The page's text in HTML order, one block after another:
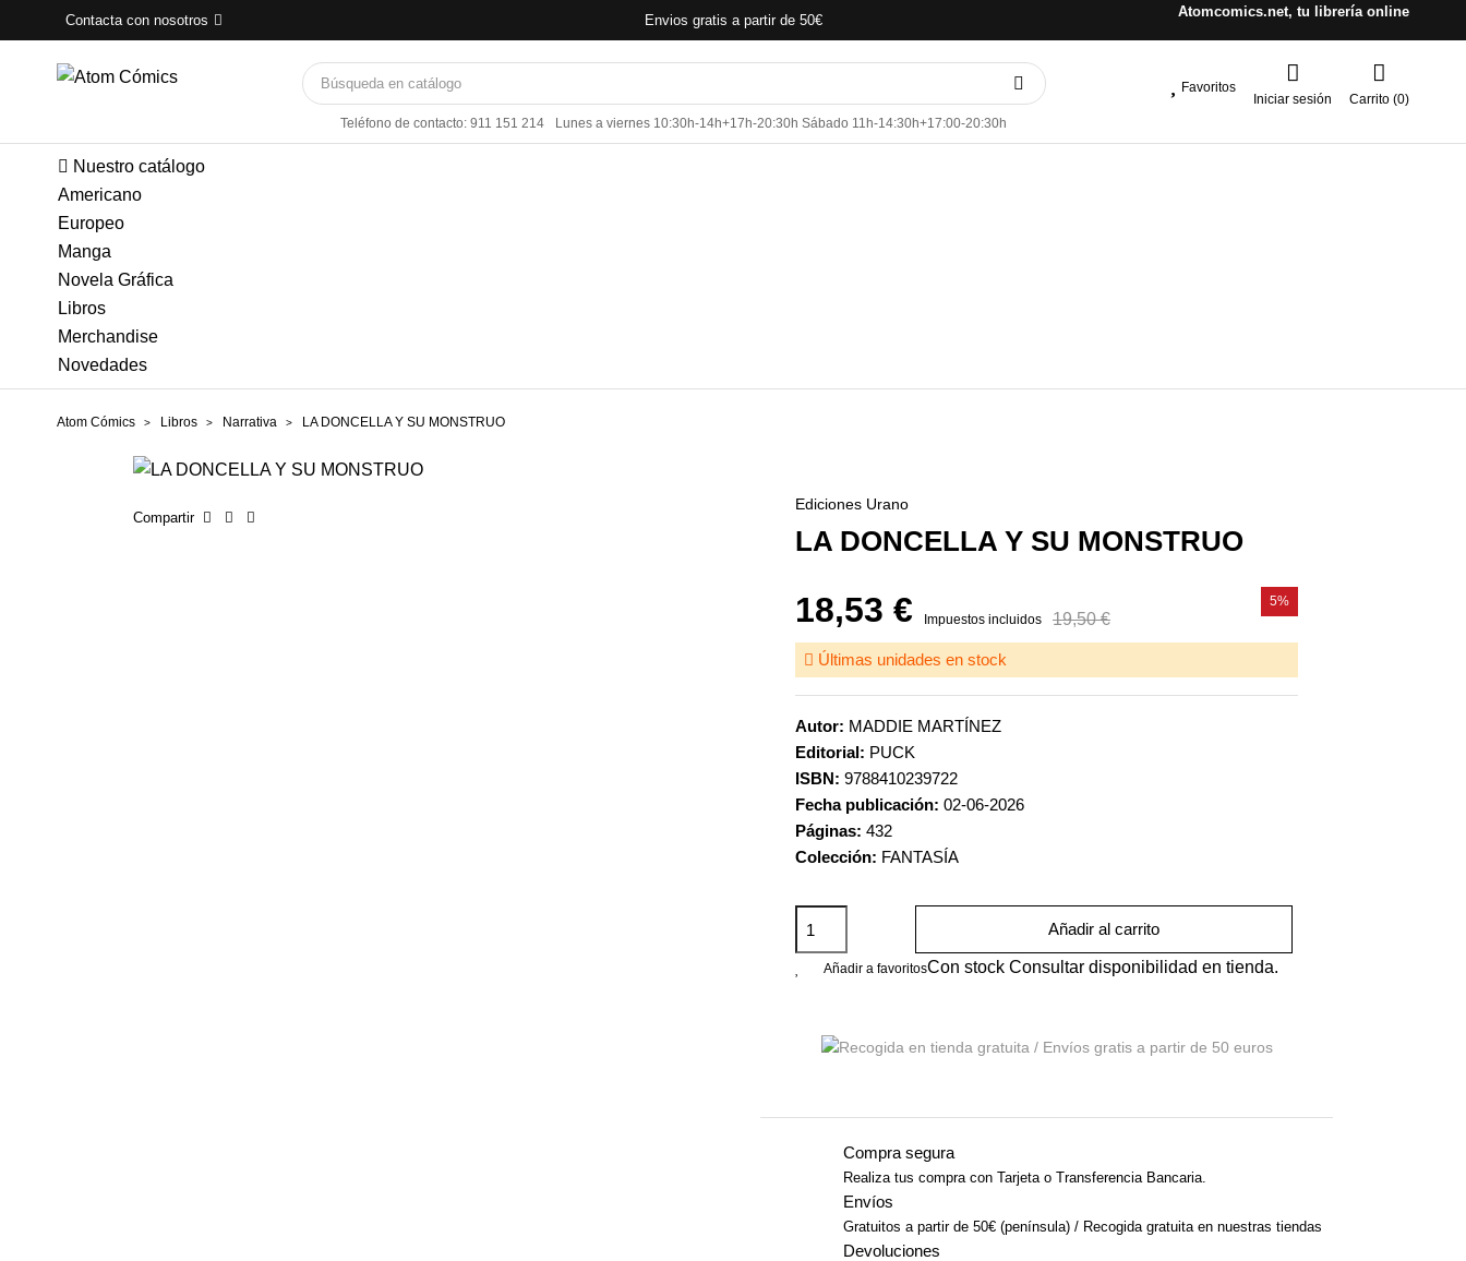
Contacta con nosotros Envios gratis a partir de 50€
Atomcomics.net, tu librería online
Teléfono de contacto: 911 151 214 Lunes a viernes 10:30h-14h+17h-20:30h Sábado 11h-14:30h+17:00-20:30h
Favoritos
Iniciar sesión Carrito (0)
Nuestro catálogo
Americano
Europeo
Manga
Novela Gráfica
Libros
Merchandise
Novedades
Atom Cómics Libros Narrativa LA DONCELLA Y SU MONSTRUO
Compartir
Ediciones Urano
LA DONCELLA Y SU MONSTRUO
18,53 € Impuestos incluidos 19,50 €
5%
Últimas unidades en stock
Autor: MADDIE MARTÍNEZ
Editorial: PUCK
ISBN: 9788410239722
Fecha publicación: 02-06-2026
Páginas: 432
Colección: FANTASÍA
Añadir al carrito
Añadir a favoritosCon stock Consultar disponibilidad en tienda.
Compra segura
Realiza tus compra con Tarjeta o Transferencia Bancaria.
Envíos
Gratuitos a partir de 50€ (península) / Recogida gratuita en nuestras tiendas
Devoluciones